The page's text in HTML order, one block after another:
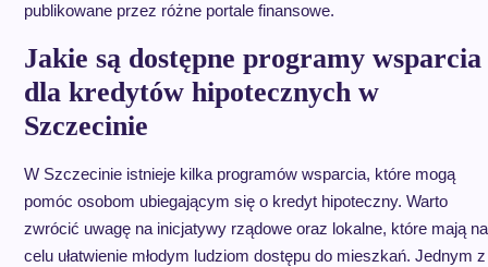
publikowane przez różne portale finansowe.
Jakie są dostępne programy wsparcia
dla kredytów hipotecznych w
Szczecinie
W Szczecinie istnieje kilka programów wsparcia, które mogą
pomóc osobom ubiegającym się o kredyt hipoteczny. Warto
zwrócić uwagę na inicjatywy rządowe oraz lokalne, które mają na
celu ułatwienie młodym ludziom dostępu do mieszkań. Jednym z